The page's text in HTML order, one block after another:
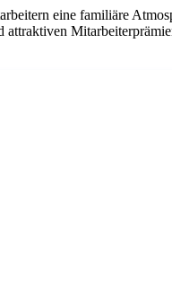
eine familiäre